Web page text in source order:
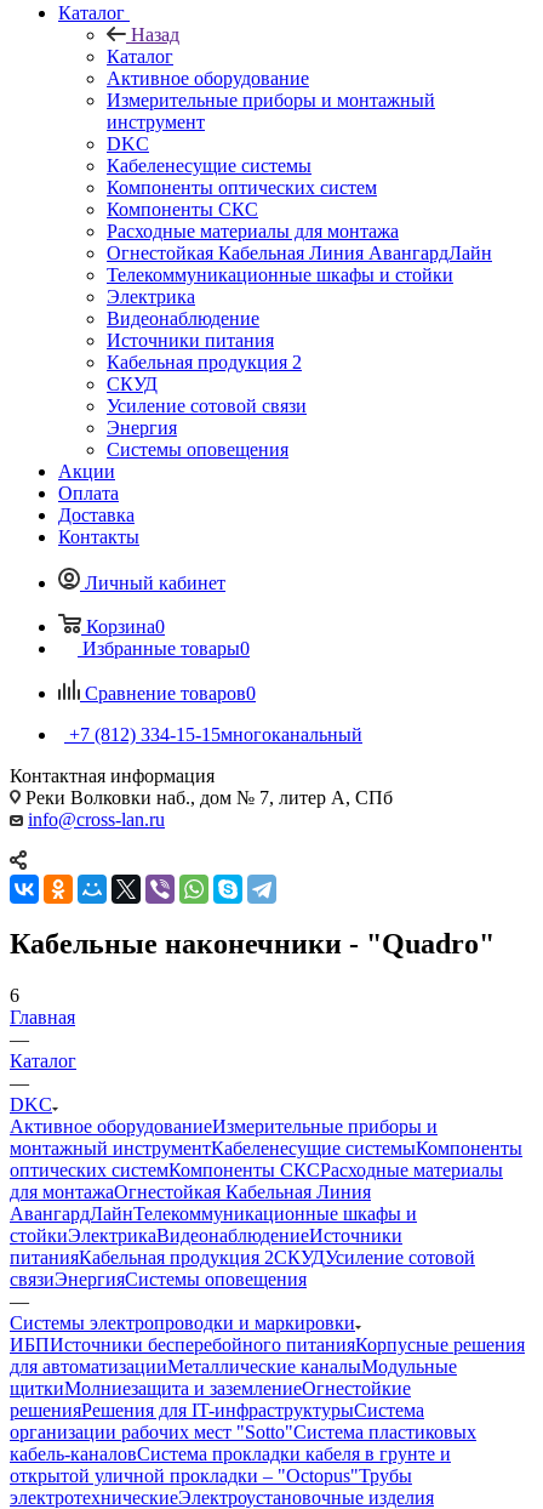
Каталог
Назад
Каталог
Активное оборудование
Измерительные приборы и монтажный
инструмент
DKC
Кабеленесущие системы
Компоненты оптических систем
Компоненты СКС
Расходные материалы для монтажа
Огнестойкая Кабельная Линия АвангардЛайн
Телекоммуникационные шкафы и стойки
Электрика
Видеонаблюдение
Источники питания
Кабельная продукция 2
СКУД
Усиление сотовой связи
Энергия
Системы оповещения
Акции
Оплата
Доставка
Контакты
Личный кабинет
Корзина0
Избранные товары0
Сравнение товаров0
+7 (812) 334-15-15многоканальный
Контактная информация
Реки Волковки наб., дом № 7, литер А, СПб
info@cross-lan.ru
Кабельные наконечники - "Quadro"
6
Главная
—
Каталог
—
DKC
Активное оборудованиеИзмерительные приборы и
монтажный инструментКабеленесущие системыКомпоненты
оптических системКомпоненты СКСРасходные материалы
для монтажаОгнестойкая Кабельная Линия
АвангардЛайнТелекоммуникационные шкафы и
стойкиЭлектрикаВидеонаблюдениеИсточники
питанияКабельная продукция 2СКУДУсиление сотовой
связиЭнергияСистемы оповещения
—
Системы электропроводки и маркировки
ИБПИсточники бесперебойного питанияКорпусные решения
для автоматизацииМеталлические каналыМодульные
щиткиМолниезащита и заземлениеОгнестойкие
решенияРешения для IT-инфраструктурыСистема
организации рабочих мест "Sotto"Система пластиковых
кабель-каналовСистема прокладки кабеля в грунте и
открытой уличной прокладки – "Octopus"Трубы
электротехническиеЭлектроустановочные изделия